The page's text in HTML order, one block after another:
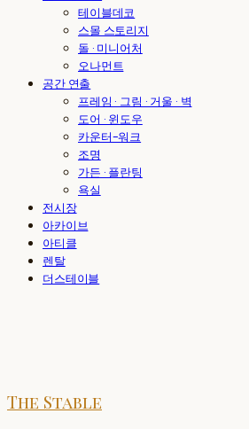
테이블데코
스몰 스토리지
돌 · 미니어처
오나먼트
공간 연출
프레임 · 그림 · 거울 · 벽
도어 · 윈도우
카운터-워크
조명
가든 · 플란팅
욕실
전시장
아카이브
아티클
렌탈
더스테이블
The Stable